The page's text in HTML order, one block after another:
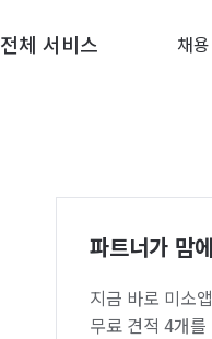
전체 서비스 채용
파트너가 맘
지금 바로 미소
무료 견적 4개